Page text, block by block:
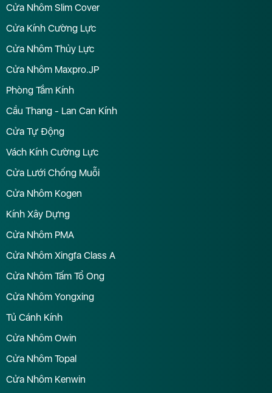
Cửa Nhôm Slim Cover
Cửa Kính Cường Lực
Cửa Nhôm Thủy Lực
Cửa Nhôm Maxpro.JP
Phòng Tắm Kính
Cầu Thang - Lan Can Kính
Cửa Tự Động
Vách Kính Cường Lực
Cửa Lưới Chống Muỗi
Cửa Nhôm Kogen
Kính Xây Dựng
Cửa Nhôm PMA
Cửa Nhôm Xingfa Class A
Cửa Nhôm Tấm Tổ Ong
Cửa Nhôm Yongxing
Tủ Cánh Kính
Cửa Nhôm Owin
Cửa Nhôm Topal
Cửa Nhôm Kenwin